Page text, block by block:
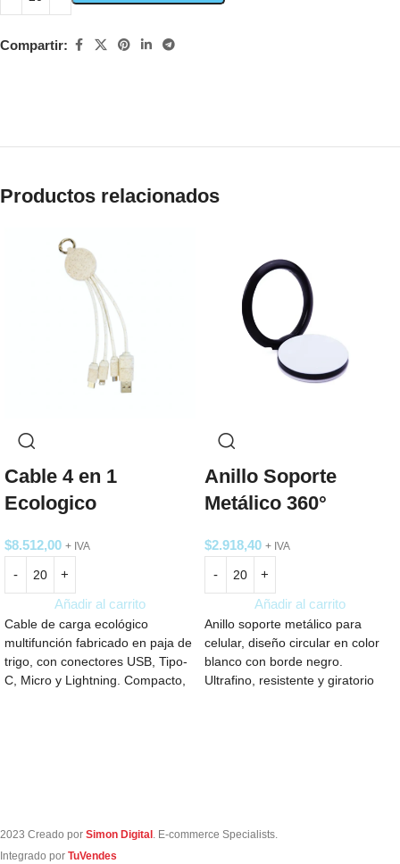
Compartir:
Productos relacionados
Cable 4 en 1
Ecologico
$8.512,00 + IVA
Añadir al carrito
Cable de carga ecológico
multifunción fabricado en paja de
trigo, con conectores USB, Tipo-
C, Micro y Lightning. Compacto,
Anillo Soporte
Metálico 360°
$2.918,40 + IVA
Añadir al carrito
Anillo soporte metálico para
celular, diseño circular en color
blanco con borde negro.
Ultrafino, resistente y giratorio
2023 Creado por Simon Digital. E-commerce Specialists.
Integrado por TuVendes